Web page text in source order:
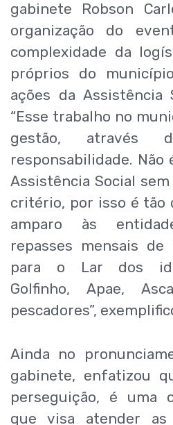
gabinete Robson
organização do
complexidade da
próprios do
ações da Assistência
“Esse trabalho no
gestão, através
responsabilidade.
Assistência Social
critério, por isso é tão
amparo às
repasses mensais
para o Lar dos
Golfinho, Apae,
pescadores”,
Ainda no
gabinete, enfatizou
perseguição, é uma
que visa atender as